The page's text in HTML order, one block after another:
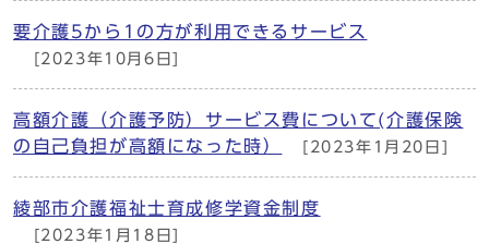
要介護5から1の方が利用できるサービス
[2023年10月6日]
高額介護（介護予防）サービス費について(介護保険
の自己負担が高額になった時）
[2023年1月20日]
綾部市介護福祉士育成修学資金制度
[2023年1月18日]